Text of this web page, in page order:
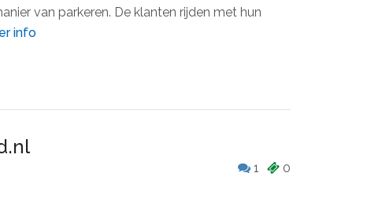
van parkeren. De klanten rijden met hun
info
0
1